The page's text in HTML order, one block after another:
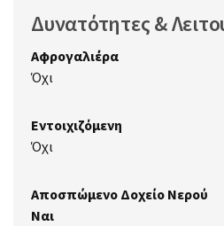
Δυνατότητες &
Αφρογαλιέρα
Όχι
Εντοιχιζόμενη
Όχι
Αποσπώμενο Δοχείο Νερού
Ναι